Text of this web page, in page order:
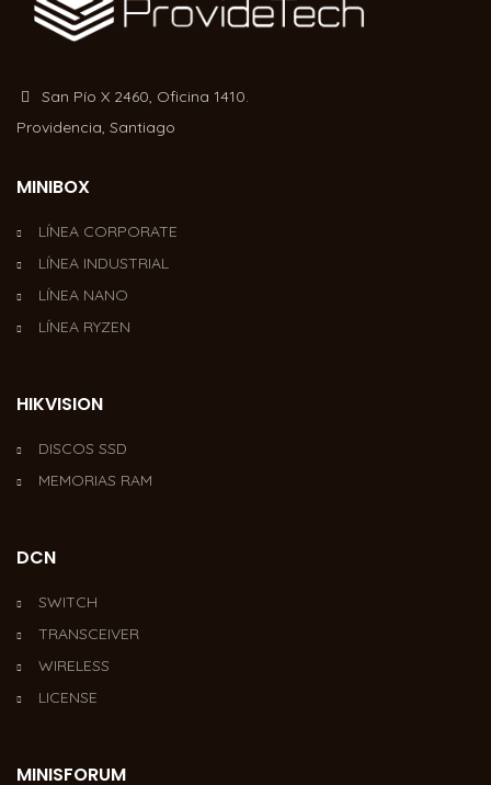
San Pío X 2460, Oficina 1410.
Providencia, Santiago
MINIBOX
LÍNEA CORPORATE
LÍNEA INDUSTRIAL
LÍNEA NANO
LÍNEA RYZEN
HIKVISION
DISCOS SSD
MEMORIAS RAM
DCN
SWITCH
TRANSCEIVER
WIRELESS
LICENSE
MINISFORUM